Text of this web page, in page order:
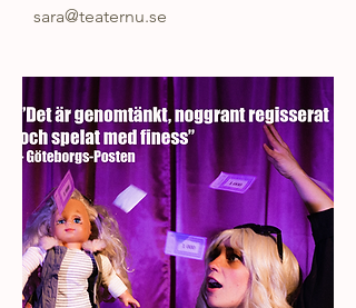
sara@teaternu.se